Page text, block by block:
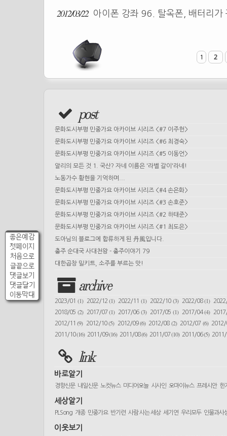
좋은예감
첫페이지
처음으로
글끝으로
댓글보기
댓글달기
이동막대
2012/03/22 아이폰 강좌 96. 탈옥폰, 배터리
1 2
post
문화도시부평 민중가요 아카이브 시리즈 <#7 이주헌>
문화도시부평 민중가요 아카이브 시리즈 <#6 최경숙>
문화도시부평 민중가요 아카이브 시리즈 <#5 이동언>
알리의 모든 것 1. 국산? 자네 이름은 '라벨 갈이'라네!
노동가수 황현을 기억하며...
문화도시부평 민중가요 아카이브 시리즈 <#4 손은화>
문화도시부평 민중가요 아카이브 시리즈 <#3 손호준>
문화도시부평 민중가요 아카이브 시리즈 <#2 하태준>
문화도시부평 민중가요 아카이브 시리즈 <#1 최도은>
도아님의 블로그에 합류하게 된 丹風입니다.
충주 순대국 사대천왕 - 충주이야기 79
대한곱창 밀키트, 소주를 부르는 맛!
archive
2023/01 (1) 2022/12(1) 2022/11(1) 2022/10 (3) 2022/08(1)
2018/05 (2) 2017/07(1) 2017/06(3) 2017/05 (1) 2017/04(4)
2012/11(9) 2012/10(5) 2012/09(6) 2012/08 (2) 2012/07 (6)
2011/10(16) 2011/09(16) 2011/08(6) 2011/07(10) 2011/06(5)
link
바로알기
경향신문 내일신문 노컷뉴스 미디어오늘 시사인 오마이뉴스 프레시안 한
세상알기
PLSong 개종 민중가요 반기련 사람 사는 세상 세기연 우리모두 인물과사
이웃보기